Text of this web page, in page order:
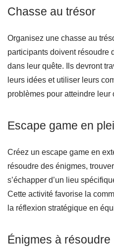
Chasse au trésor
Organisez une chasse au
participants doivent résoudre
dans leur quête. Ils devront
leurs idées et utiliser leurs
problèmes pour atteindre leur
Escape game en
Créez un escape game en
résoudre des énigmes,
s’échapper d’un lieu
Cette activité favorise la
la réflexion stratégique en
Énigmes à résoudre